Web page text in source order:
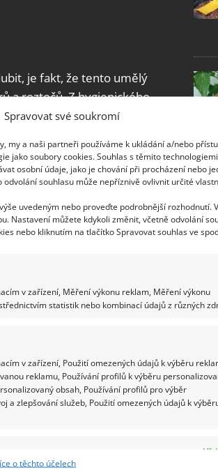
Spravovat své soukromí
my a naši partneři používáme k ukládání a/nebo
jako soubory cookies. Souhlas s těmito
osobní údaje, jako je chování při procházení nebo
odvolání souhlasu může nepříznivě ovlivnit určité
uvedeným nebo proveďte podrobnější rozhodnutí.
Nastavení můžete kdykoli změnit, včetně odvolání
nebo kliknutím na tlačítko Spravovat souhlas ve
v zařízení, Měření výkonu reklam, Měření výkonu
statistik nebo kombinací údajů z různých
v zařízení, Použití omezených údajů k výběru
reklamu, Používání profilů k výběru
obsah, Používání profilů pro výběr
a zlepšování služeb, Použití omezených údajů k
o těchto účelech
je fakt, že tento umělý
a roztočů. Z hygienického
můžete pořídit. Nano
prakticky každý, kdo ho
dokonale odvádět
bavlněným modelům
je samozřejmě nutná jeho
dá se bez problémů prát v
Celsia. Jako uživatelé u
vám vydrží dlouhá léta
nabízí perfektní